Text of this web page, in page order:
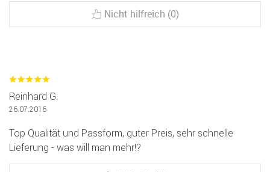
Nicht hilfreich (0)
Reinhard G.
26.07.2016
Top Qualität und Passform, guter Preis, sehr schnelle
Lieferung - was will man mehr!?